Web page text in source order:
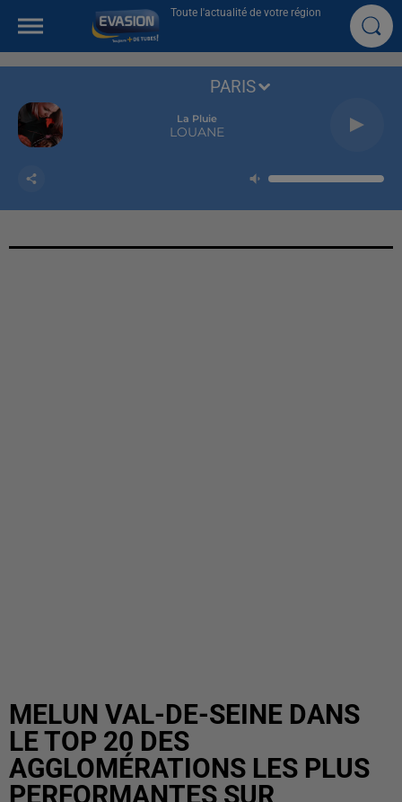
Toute l'actualité de votre région
La Pluie
LOUANE
PARIS
MELUN VAL-DE-SEINE DANS
LE TOP 20 DES
AGGLOMÉRATIONS LES PLUS
PERFORMANTES SUR